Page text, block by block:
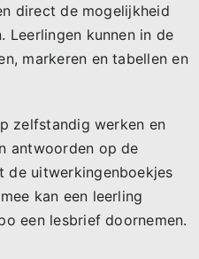
direct de mogelijkheid
Leerlingen kunnen in de
markeren en tabellen en
zelfstandig werken en
antwoorden op de
de uitwerkingenboekjes
kan een leerling
een lesbrief doornemen.